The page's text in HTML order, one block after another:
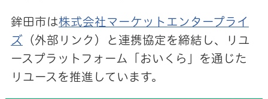
鉾田市は株式会社マーケットエンタープライ
ズ （外部リンク）
と連携協定を締結し、リユ
ースプラットフォーム「おいくら」を通じた
リユースを推進しています。